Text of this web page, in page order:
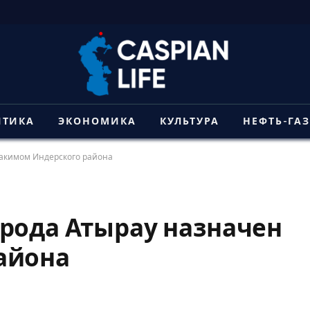
ЭКОНОМИКА КУЛЬТУРА НЕФТЬ-ГАЗ
Индерского района
Атырау назначен